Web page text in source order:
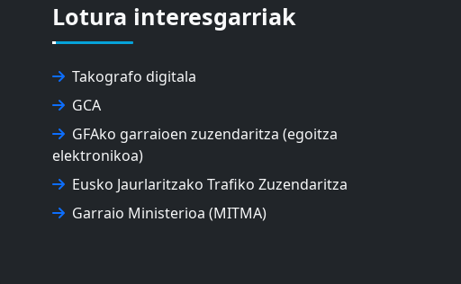
Lotura interesgarriak
Takografo digitala
GCA
GFAko garraioen zuzendaritza (egoitza
elektronikoa)
Eusko Jaurlaritzako Trafiko Zuzendaritza
Garraio Ministerioa (MITMA)